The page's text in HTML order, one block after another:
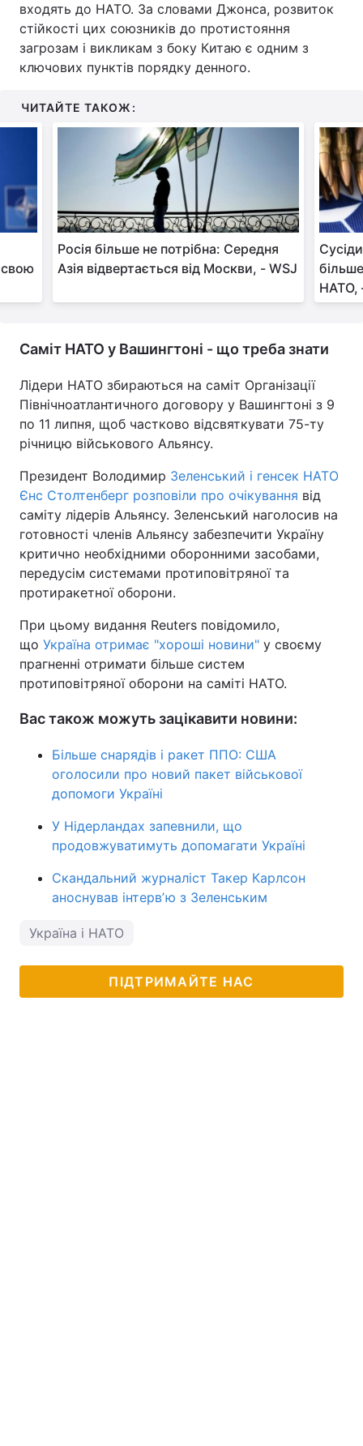
Тема оформлення
входять до НАТО. За словами Джонса, розвиток
стійкості цих союзників до протистояння
загрозам і викликам з боку Китаю є одним з
ключових пунктів порядку денного.
ЧИТАЙТЕ ТАКОЖ:
Росія більше не потрібна: Середня
Азія відвертається від Москви, - WSJ
НАТО,
Саміт НАТО у Вашингтоні - що треба знати
Лідери НАТО збираються на саміт Організації
Північноатлантичного договору у Вашингтоні з 9
по 11 липня, щоб частково відсвяткувати 75-ту
річницю військового Альянсу.
Президент Володимир Зеленський і генсек НАТО
Єнс Столтенберг розповіли про очікування від
саміту лідерів Альянсу. Зеленський наголосив на
готовності членів Альянсу забезпечити Україну
критично необхідними оборонними засобами,
передусім системами протиповітряної та
протиракетної оборони.
При цьому видання Reuters повідомило,
що Україна отримає "хороші новини" у своєму
прагненні отримати більше систем
протиповітряної оборони на саміті НАТО.
Вас також можуть зацікавити новини:
Більше снарядів і ракет ППО: США
оголосили про новий пакет військової
допомоги Україні
У Нідерландах запевнили, що
продовжуватимуть допомагати Україні
Скандальний журналіст Такер Карлсон
аноснував інтервʼю з Зеленським
Україна і НАТО
ПІДТРИМАЙТЕ НАС